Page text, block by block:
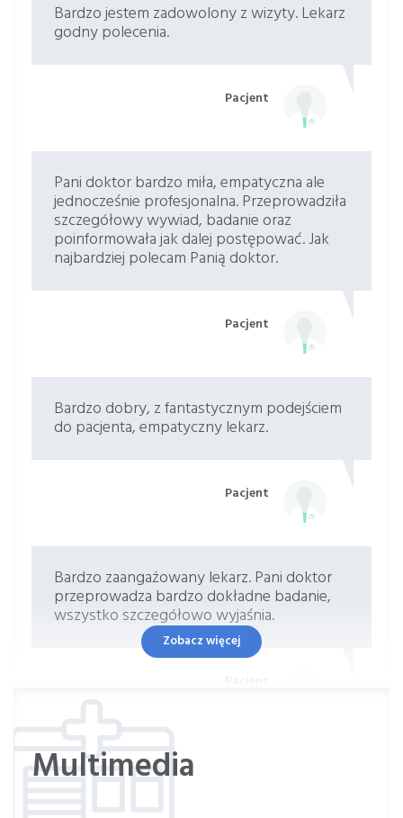
Bardzo jestem zadowolony z wizyty. Lekarz
godny polecenia.
Pacjent
Pani doktor bardzo miła, empatyczna ale
jednocześnie profesjonalna. Przeprowadziła
szczegółowy wywiad, badanie oraz
poinformowała jak dalej postępować. Jak
najbardziej polecam Panią doktor.
Pacjent
Bardzo dobry, z fantastycznym podejściem
do pacjenta, empatyczny lekarz.
Pacjent
Bardzo zaangażowany lekarz. Pani doktor
przeprowadza bardzo dokładne badanie,
wszystko szczegółowo wyjaśnia.
Pełen profesjonalizm jak też fachowość.
Empatia i zaangażowanie. Oby więcej takich
medyków
Zobacz więcej
Multimedia